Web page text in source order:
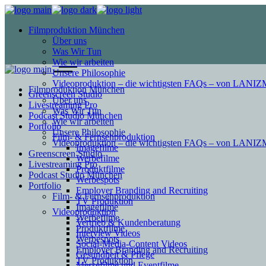
Filmproduktion München
Über uns
Was Wir Tun
Wie wir arbeiten
Unsere Philosophie
Videoproduktion – die wichtigsten FAQs – von
Greenscreen Studio
Livestreaming Pro
Podcast Studio München
Portfolio
Film- & Fernsehproduktion
Imagefilme
Werbefilme
Produktfilme
Werbespots
Employer Branding and Recruiting
TV Produktion
Videoproduktion
Vertrieb & Kundenberatung
Interview Videos
Social-Media-Content Videos
Gesundheit & Pflege
Filmproduktion München
Über uns
Was Wir Tun
Wie wir arbeiten
Unsere Philosophie
Videoproduktion – die wichtigsten FAQs – von
Greenscreen Studio
Livestreaming Pro
Podcast Studio München
Portfolio
Film- & Fernsehproduktion
Imagefilme
Werbefilme
Produktfilme
Werbespots
Employer Branding and Recruiting
TV Produktion